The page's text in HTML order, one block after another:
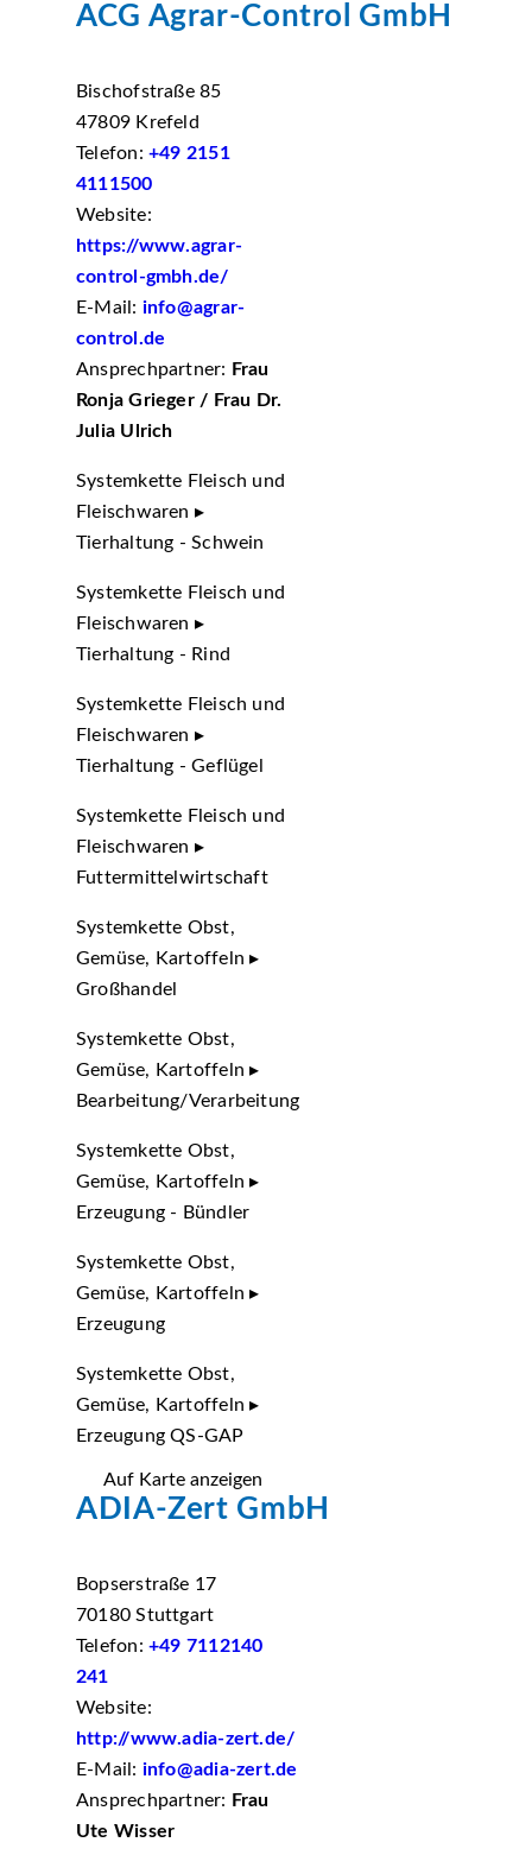
ACG Agrar-Control GmbH
Bischofstraße 85
47809 Krefeld
Telefon: +49 2151
4111500
Website:
https://www.agrar-
control-gmbh.de/
E-Mail: info@agrar-
control.de
Ansprechpartner: Frau
Ronja Grieger / Frau Dr.
Julia Ulrich
Systemkette Fleisch und
Fleischwaren ▸
Tierhaltung - Schwein
Systemkette Fleisch und
Fleischwaren ▸
Tierhaltung - Rind
Systemkette Fleisch und
Fleischwaren ▸
Tierhaltung - Geflügel
Systemkette Fleisch und
Fleischwaren ▸
Futtermittelwirtschaft
Systemkette Obst,
Gemüse, Kartoffeln ▸
Großhandel
Systemkette Obst,
Gemüse, Kartoffeln ▸
Bearbeitung/Verarbeitung
Systemkette Obst,
Gemüse, Kartoffeln ▸
Erzeugung - Bündler
Systemkette Obst,
Gemüse, Kartoffeln ▸
Erzeugung
Systemkette Obst,
Gemüse, Kartoffeln ▸
Erzeugung QS-GAP
Auf Karte anzeigen
ADIA-Zert GmbH
Bopserstraße 17
70180 Stuttgart
Telefon: +49 7112140
241
Website:
http://www.adia-zert.de/
E-Mail: info@adia-zert.de
Ansprechpartner: Frau
Ute Wisser